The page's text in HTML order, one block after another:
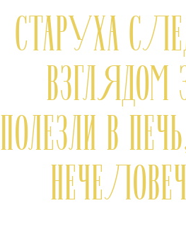
СТАРУХА
ВЗГЛЯДОМ
ПОЛЕЗЛИ В